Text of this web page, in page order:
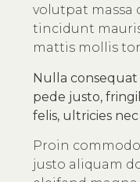
volutpat massa
tincidunt
mattis mollis
Nulla consequat
pede justo,
felis, ultricies nec
Proin
justo aliquam